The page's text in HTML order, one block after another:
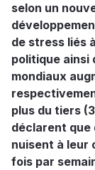
selon un
de stress liés
politique ainsi
mondiaux
plus du tiers
déclarent que
nuisent à leur
fois par